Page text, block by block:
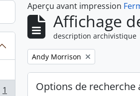
1
Aperçu avant impression
Affichage
description archivistique
Remove filter:
Andy Morrison
Options de recherche